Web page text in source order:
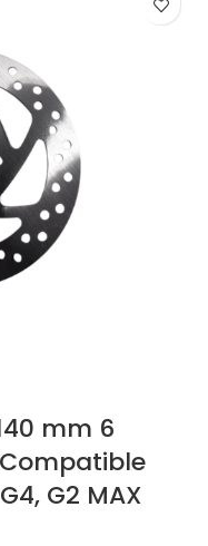
mm 6
Compatible
G2 MAX